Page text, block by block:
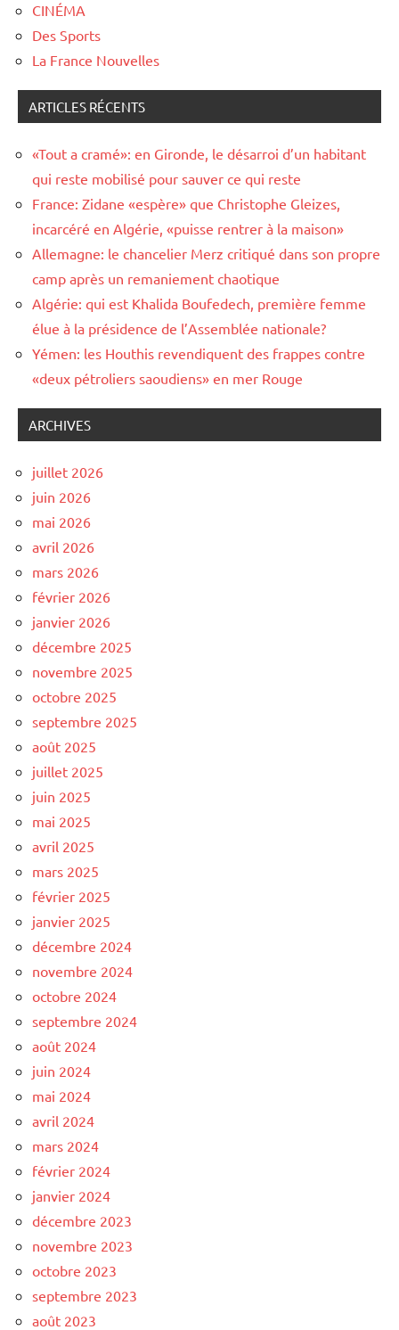
CINÉMA
Des Sports
La France Nouvelles
ARTICLES RÉCENTS
«Tout a cramé»: en Gironde, le désarroi d’un habitant
qui reste mobilisé pour sauver ce qui reste
France: Zidane «espère» que Christophe Gleizes,
incarcéré en Algérie, «puisse rentrer à la maison»
Allemagne: le chancelier Merz critiqué dans son propre
camp après un remaniement chaotique
Algérie: qui est Khalida Boufedech, première femme
élue à la présidence de l’Assemblée nationale?
Yémen: les Houthis revendiquent des frappes contre
«deux pétroliers saoudiens» en mer Rouge
ARCHIVES
juillet 2026
juin 2026
mai 2026
avril 2026
mars 2026
février 2026
janvier 2026
décembre 2025
novembre 2025
octobre 2025
septembre 2025
août 2025
juillet 2025
juin 2025
mai 2025
avril 2025
mars 2025
février 2025
janvier 2025
décembre 2024
novembre 2024
octobre 2024
septembre 2024
août 2024
juin 2024
mai 2024
avril 2024
mars 2024
février 2024
janvier 2024
décembre 2023
novembre 2023
octobre 2023
septembre 2023
août 2023